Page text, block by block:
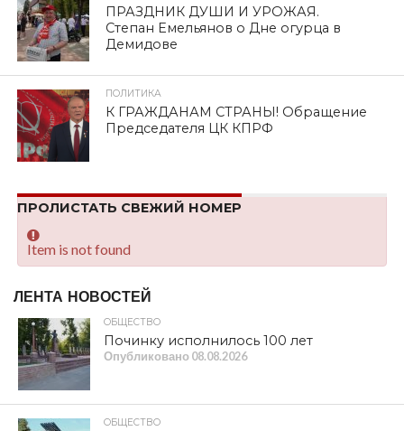
ПРАЗДНИК ДУШИ И УРОЖАЯ.
Степан Емельянов о Дне огурца в
Демидове
ПОЛИТИКА
К ГРАЖДАНАМ СТРАНЫ! Обращение
Председателя ЦК КПРФ
ПРОЛИСТАТЬ СВЕЖИЙ НОМЕР
Item is not found
ЛЕНТА НОВОСТЕЙ
ОБЩЕСТВО
Починку исполнилось 100 лет
Опубликовано 08.08.2026
ОБЩЕСТВО